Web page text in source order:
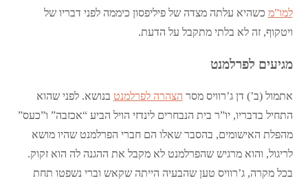
למו”מ כשהיא עלתה מצדה של פיליפסון כיממה לפני דבריו של
ויטקוף, זה לא בלתי מתקבל על הדעת.
מגיעים לפרלמנט
אתמול (ב’) דן ג’רוויס מסר הצהרה לפרלמנט בנושא. לפני שהוא
התחיל בדבריו, יו”ר בית הנבחרים לינדזי הויל הביע “אכזבה” ו”כעס”
מהפלת האישומים, בהסבר שאלו הם חברי הפרלמנט שהיו מושא
לריגול, והוא מרגיש שהפרלמנט לא מקבל את ההגנה לה הוא זקוק.
בכל מקרה, ג’רוויס טען שהבעיה הייתה שקאש וברי נשפטו תחת